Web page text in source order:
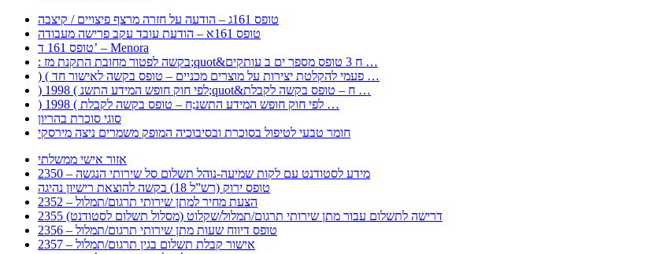
טופס 161ג – הודעה על חזרה מרצף פיצויים / קיצבה
טופס 161א – הודעת עובד עקב פרישה מעבודה
טופס 161 ד’ – Menora
: בקשה לפטור מחובת התקנת מז;quot&ח 3 טופס מספר ים ב עותקים …
) ( פעמי להקלטת יצירות על מוצרים מכניים – טופס בקשה לאישור חד …
) 1998 ( לפי חוק חופש המידע התשנ;quot&ח – טופס בקשה לקבלת …
) 1998 ( לפי חוק חופש המידע התשנ;ח – טופס בקשה לקבלת …
סוגי סוכרת בהריון
חומר טבעי לטיפול בסוכרת ובסיבוכיה המופק משמרים ניצה מירסקי
אזור אישי ממשלתי
2350 – מידע לסטודנט עם לקות שמיעה-נוהל תשלום סל שירותי הנגשה
טופס ירוק (רש”ל 18) בקשה להוצאת רישיון נהיגה
2352 – הצעת מחיר למתן שירותי תרגום/תמלול
2355 דרישה לתשלום עבור מתן שירותי תרגום/תמלול/שקלוט (מסלול תשלום לסטודנט)
2356 – טופס דיווח שעות מתן שירותי תרגום/תמלול
2357 – אישור קבלת תשלום בגין תרגום/תמלול